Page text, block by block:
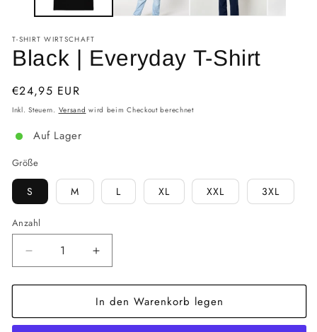
T-SHIRT WIRTSCHAFT
Black | Everyday T-Shirt
Normaler
Preis
€24,95 EUR
Inkl. Steuern. Versand wird beim Checkout berechnet
Auf Lager
Größe
S M L XL XXL 3XL
Anzahl
Verringere
die
Menge
Black
Erhöhe
die
Menge
für
Black
In den Warenkorb legen